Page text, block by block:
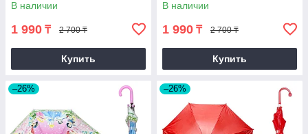
В наличии
1 990 ₸ 2 700 ₸
Купить
В наличии
1 990 ₸ 2 700 ₸
Купить
–26% –26%